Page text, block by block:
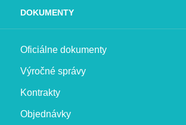
DOKUMENTY
Oficiálne dokumenty
Výročné správy
Kontrakty
Objednávky